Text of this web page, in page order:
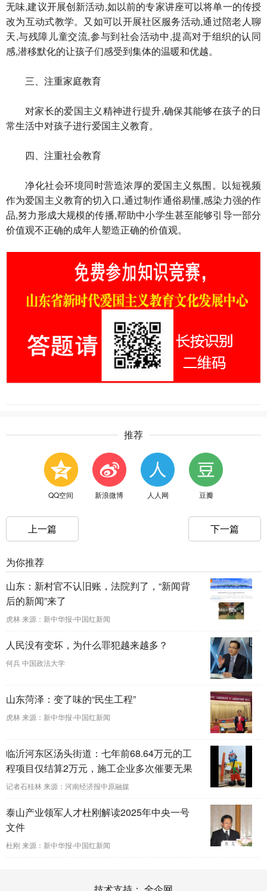
无味,建议开展创新活动,如以前的专家讲座可以将单一的传授
改为互动式教学。又如可以开展社区服务活动,通过陪老人聊
天,与残障儿童交流,参与到社会活动中,提高对于组织的认同
感,潜移默化的让孩子们感受到集体的温暖和优越。
三、注重家庭教育
对家长的爱国主义精神进行提升,确保其能够在孩子的日
常生活中对孩子进行爱国主义教育。
四、注重社会教育
净化社会环境同时营造浓厚的爱国主义氛围。以短视频
作为爱国主义教育的切入口,通过制作通俗易懂,感染力强的作
品,努力形成大规模的传播,帮助中小学生甚至能够引导一部分
价值观不正确的成年人塑造正确的价值观。
推荐
QQ空间 新浪微博 人人网 豆瓣
上一篇 下一篇
为你推荐
山东：新村官不认旧账，法院判了，“新闻背
后的新闻”来了
虎林 来源：新中华报-中国红新闻
人民没有变坏，为什么罪犯越来越多？
何兵 中国政法大学
山东菏泽：变了味的“民生工程”
虎林 来源：新中华报-中国红新闻
临沂河东区汤头街道：七年前68.64万元的工
程项目仅结算2万元，施工企业多次催要无果
记者石桂林 来源：河南经济报中原融媒
泰山产业领军人才杜刚解读2025年中央一号
文件
杜刚 来源：新中华报-中国红新闻